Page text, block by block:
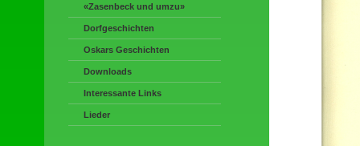
«Zasenbeck und umzu»
Dorfgeschichten
Oskars Geschichten
Downloads
Interessante Links
Lieder